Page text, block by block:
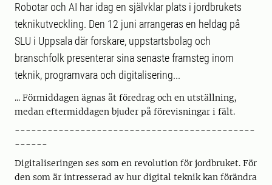
Robotar och AI har idag en självklar plats i jordbrukets
teknikutveckling. Den 12 juni arrangeras en heldag på
SLU i Uppsala där forskare, uppstartsbolag och
branschfolk presenterar sina senaste framsteg inom
teknik, programvara och digitalisering...
... Förmiddagen ägnas åt föredrag och en utställning,
medan eftermiddagen bjuder på förevisningar i fält.
--------------------------------------------
------
Digitaliseringen ses som en revolution för jordbruket. För
den som är intresserad av hur digital teknik kan förändra